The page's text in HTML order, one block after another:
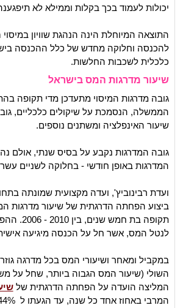
יכולות לעמוד בכך בקלות וממילא לא
התוצאה המיוחלת הינה הנהגת שוויון
להכנסה וחלוקה מחדש של כלל ההכנסה
כלכלית לשכבות החלשות.
שיעור מדרגות המס בישראל
גובה מדרגות המיסוי מתעדכן מדי תקופה
הממשלה, הנסמכת על שיקולים כלכליים,
שיעור האינפלציה ומשתנים נוספים.
גובה המדרגות נקבע על בסיס שנתי, אולם
המדרגות באופן חודשי - בחלוקה לשניים
ועדת רבינוביץ', ועדה מקצועית שמונתה
ביצוע הפחתה הדרגתית של שיעור מדרגות
תקופה בת
לנטל המס, אשר חל על הכנסה מיגיעה
במקביל ומאחר ושיעורי המס בכל מדרגה
השולי (שיעור המס הגבוה ביותר, שחל על
המליצה הועדה על הפחתה הדרגתית של
המרבי באחוז אחד כל שנה, עד הגעתו ל 44% בשנת 2010.